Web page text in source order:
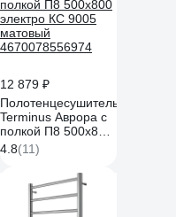
12 879 ₽
Полотенцесушитель
Terminus Аврора с
полкой П8 500x800
электро КС 9005
матовый
4670078556974
4.8(11)